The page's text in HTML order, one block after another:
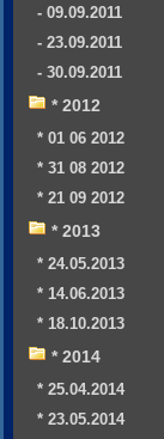
- 09.09.2011
- 23.09.2011
- 30.09.2011
* 2012
* 01 06 2012
* 31 08 2012
* 21 09 2012
* 2013
* 24.05.2013
* 14.06.2013
* 18.10.2013
* 2014
* 25.04.2014
* 23.05.2014